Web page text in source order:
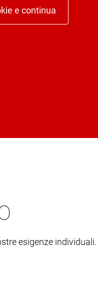
e continua
esigenze individuali.